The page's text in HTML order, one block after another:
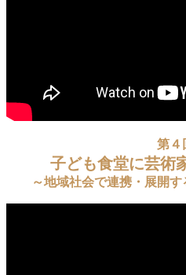
第４
子ども食堂に芸術
～地域社会で連携・展開す